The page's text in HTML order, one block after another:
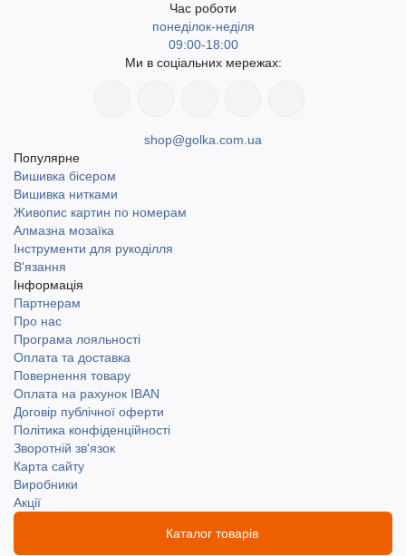
Час роботи
понеділок-неділя
09:00-18:00
Ми в соціальних мережах:
shop@golka.com.ua
Популярне
Вишивка бісером
Вишивка нитками
Живопис картин по номерам
Алмазна мозаїка
Інструменти для рукоділля
В'язання
Інформація
Партнерам
Про нас
Програма лояльності
Оплата та доставка
Повернення товару
Оплата на рахунок IBAN
Договір публічної оферти
Політика конфіденційності
Зворотній зв'язок
Карта сайту
Виробники
Акції
Каталог товарів